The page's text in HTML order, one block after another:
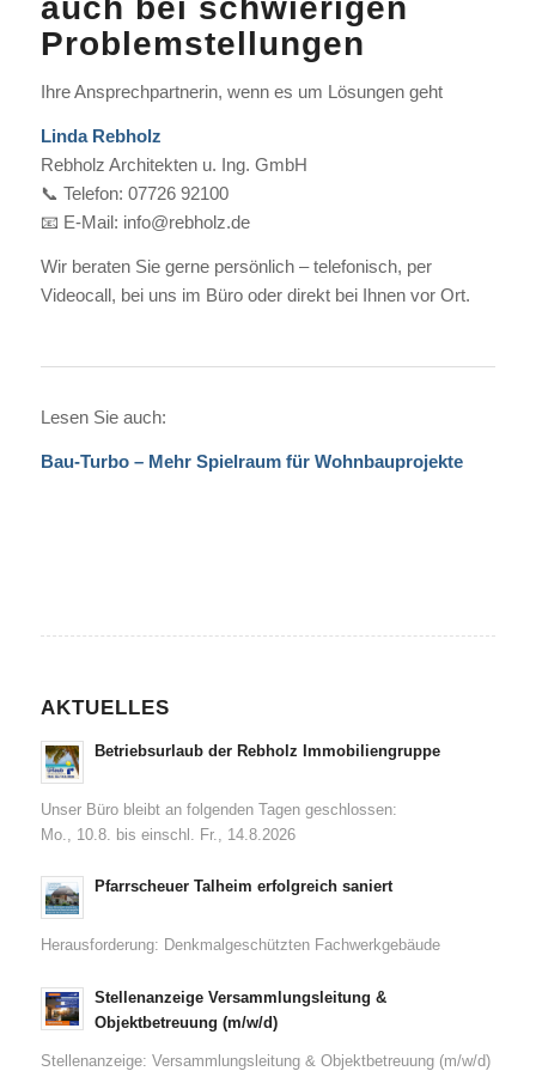
auch bei schwierigen
Problemstellungen
Ihre Ansprechpartnerin, wenn es um Lösungen geht
Linda Rebholz
Rebholz Architekten u. Ing. GmbH
📞 Telefon: 07726 92100
📧 E-Mail: info@rebholz.de
Wir beraten Sie gerne persönlich – telefonisch, per
Videocall, bei uns im Büro oder direkt bei Ihnen vor Ort.
Lesen Sie auch:
Bau-Turbo – Mehr Spielraum für Wohnbauprojekte
AKTUELLES
Betriebsurlaub der Rebholz Immobiliengruppe
Unser Büro bleibt an folgenden Tagen geschlossen:
Mo., 10.8. bis einschl. Fr., 14.8.2026
Pfarrscheuer Talheim erfolgreich saniert
Herausforderung: Denkmalgeschützten Fachwerkgebäude
Stellenanzeige Versammlungsleitung &
Objektbetreuung (m/w/d)
Stellenanzeige: Versammlungsleitung & Objektbetreuung (m/w/d)